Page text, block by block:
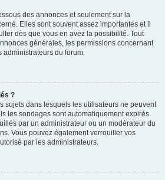
des annonces et seulement sur la
Elles sont souvent assez importantes et il
dès que vous en avez la possibilité. Tout
générales, les permissions concernant
administrateurs du forum.
?
sujets dans lesquels les utilisateurs ne peuvent
les sondages sont automatiquement expirés.
par un administrateur ou un modérateur du
Vous pouvez également verrouiller vos
par les administrateurs.